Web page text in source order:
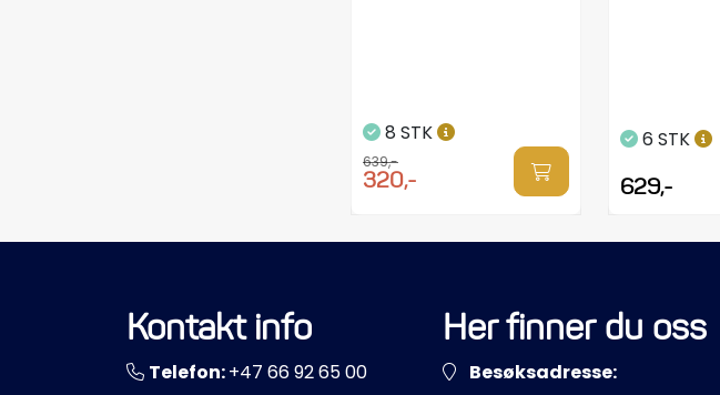
8 STK
639,-
320,-
6 STK
629,-
Kontakt info
Telefon:+47 66 92 65 00
Her finner du oss
Besøksadresse: